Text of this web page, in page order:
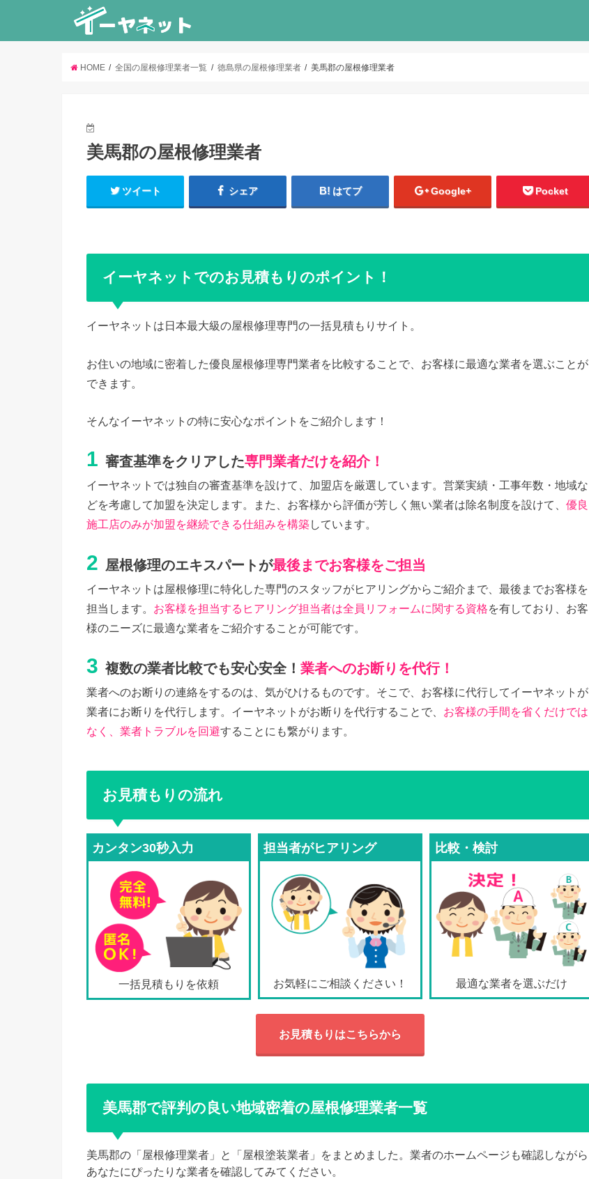
HOME 全国の屋根修理業者一覧 徳島県の屋根修理業者 美馬郡の屋根修理業者
美馬郡の屋根修理業者
ツイート シェア はてブ Google+ Pocket
イーヤネットでのお見積もりのポイント！
イーヤネットは日本最大級の屋根修理専門の一括見積もりサイト。
お住いの地域に密着した優良屋根修理専門業者を比較することで、お客様に最適な業者を選ぶことが
できます。
そんなイーヤネットの特に安心なポイントをご紹介します！
1 審査基準をクリアした専門業者だけを紹介！
イーヤネットでは独自の審査基準を設けて、加盟店を厳選しています。営業実績・工事年数・地域な
どを考慮して加盟を決定します。また、お客様から評価が芳しく無い業者は除名制度を設けて、 優良
施工店のみが加盟を継続できる仕組みを構築しています。
2 屋根修理のエキスパートが最後までお客様をご担当
イーヤネットは屋根修理に特化した専門のスタッフがヒアリングからご紹介まで、最後までお客様を
担当します。 お客様を担当するヒアリング担当者は全員リフォームに関する資格を有しており、お客
様のニーズに最適な業者をご紹介することが可能です。
3 複数の業者比較でも安心安全！ 業者へのお断りを代行！
業者へのお断りの連絡をするのは、気がひけるものです。そこで、お客様に代行してイーヤネットが
業者にお断りを代行します。イーヤネットがお断りを代行することで、 お客様の手間を省くだけでは
なく、業者トラブルを回避することにも繋がります。
お見積もりの流れ
カンタン30秒入力
一括見積もりを依頼
担当者がヒアリング
お気軽にご相談ください！
比較・検討
最適な業者を選ぶだけ
お見積もりはこちらから
美馬郡で評判の良い地域密着の屋根修理業者一覧
美馬郡の「屋根修理業者」と「屋根塗装業者」をまとめました。業者のホームページも確認しながら
あなたにぴったりな業者を確認してみてください。